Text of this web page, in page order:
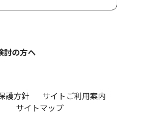
討の方へ
護方針
サイトご利用案内
サイトマップ